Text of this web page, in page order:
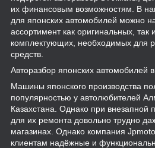
их финансовым возможностям. В
для японских автомобилей можно
ассортимент как оригинальных, так
комплектующих, необходимых для
средств.
Авторазбор японских автомобилей
Машины японского производства
популярностью у автолюбителей
Казахстана. Однако при внезапной
для их ремонта довольно трудно
магазинах. Однако компания
клиентам надёжные и